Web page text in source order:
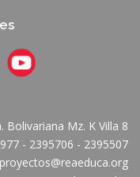
Bolivariana Mz. K Villa 8
- 2395706 - 2395507
proyectos@reaeduca.org